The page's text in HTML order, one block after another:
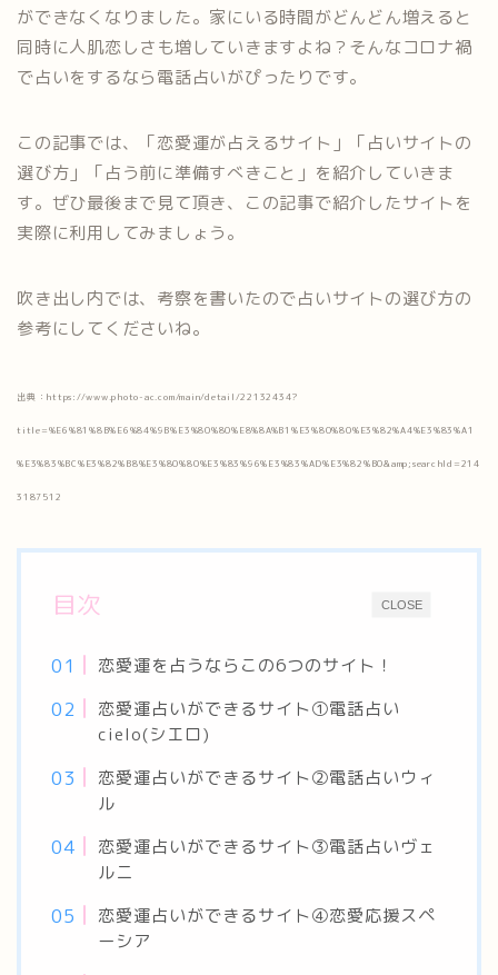
ができなくなりました。家にいる時間がどんどん増えると
同時に人肌恋しさも増していきますよね？そんなコロナ禍
で占いをするなら電話占いがぴったりです。
この記事では、「恋愛運が占えるサイト」「占いサイトの
選び方」「占う前に準備すべきこと」を紹介していきま
す。ぜひ最後まで見て頂き、この記事で紹介したサイトを
実際に利用してみましょう。
吹き出し内では、考察を書いたので占いサイトの選び方の
参考にしてくださいね。
出典：https://www.photo-ac.com/main/detail/22132434?
title=%E6%81%8B%E6%84%9B%E3%80%80%E8%8A%B1%E3%80%80%E3%82%A4%E3%83%A1
%E3%83%BC%E3%82%B8%E3%80%80%E3%83%96%E3%83%AD%E3%82%B0&amp;searchId=214
3187512
CLOSE
目次
恋愛運を占うならこの6つのサイト！
恋愛運占いができるサイト①電話占い
cielo(シエロ)
恋愛運占いができるサイト②電話占いウィ
ル
恋愛運占いができるサイト③電話占いヴェ
ルニ
恋愛運占いができるサイト④恋愛応援スペ
ーシア